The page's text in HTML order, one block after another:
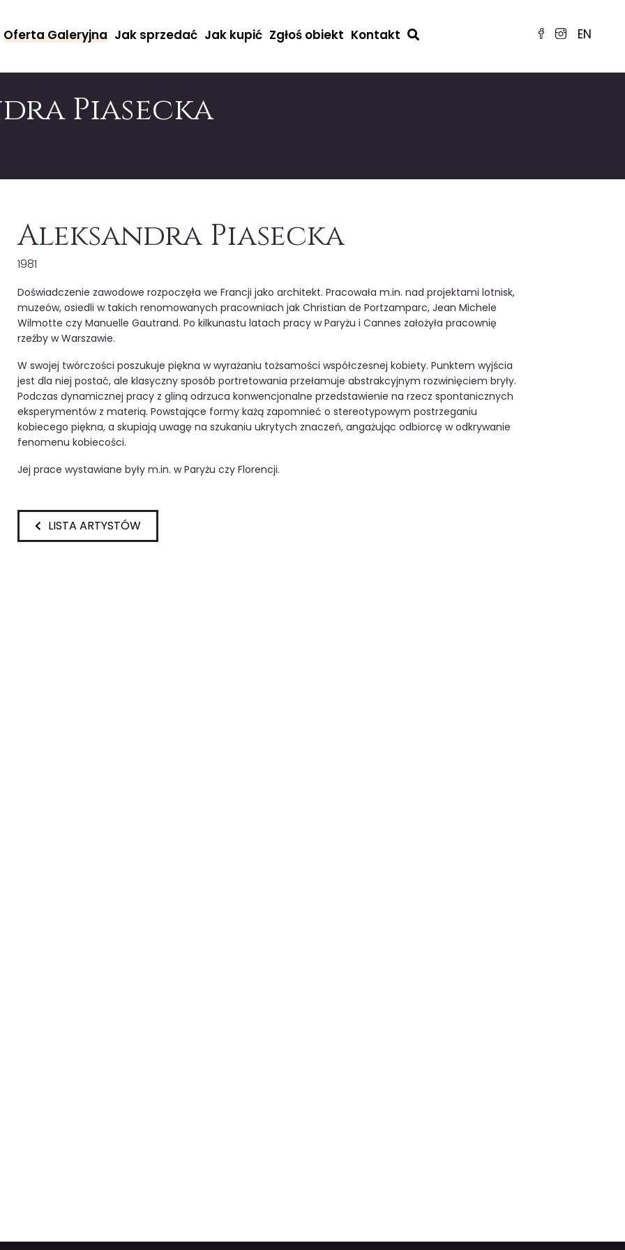
EN
Oferta Galeryjna Jak sprzedać Jak kupić Zgłoś obiekt Kontakt
Piasecka
Aleksandra Piasecka
1981
Doświadczenie zawodowe rozpoczęła we Francji jako architekt. Pracowała m.in. nad projektami lotnisk,
muzeów, osiedli w takich renomowanych pracowniach jak Christian de Portzamparc, Jean Michele
Wilmotte czy Manuelle Gautrand. Po kilkunastu latach pracy w Paryżu i Cannes założyła pracownię
rzeźby w Warszawie.
W swojej twórczości poszukuje piękna w wyrażaniu tożsamości współczesnej kobiety. Punktem wyjścia
jest dla niej postać, ale klasyczny sposób portretowania przełamuje abstrakcyjnym rozwinięciem bryły.
Podczas dynamicznej pracy z gliną odrzuca konwencjonalne przedstawienie na rzecz spontanicznych
eksperymentów z materią. Powstające formy każą zapomnieć o stereotypowym postrzeganiu
kobiecego piękna, a skupiają uwagę na szukaniu ukrytych znaczeń, angażując odbiorcę w odkrywanie
fenomenu kobiecości.
Jej prace wystawiane były m.in. w Paryżu czy Florencji.
LISTA ARTYSTÓW